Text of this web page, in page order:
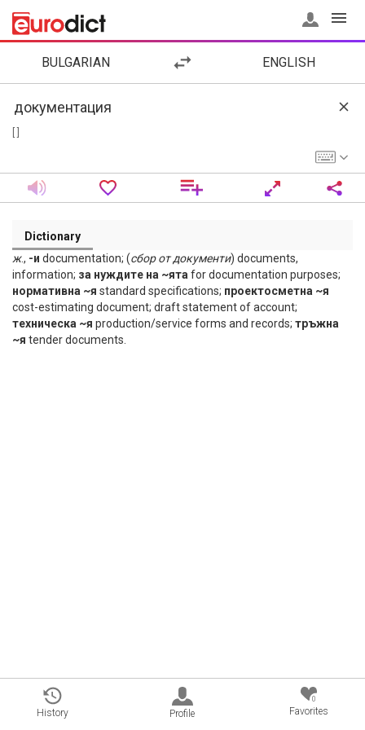
BULGARIAN ENGLISH
Dictionary
ж., -и documentation; (сбор от документи) documents,
information; за нуждите на ~ята for documentation purposes;
нормативна ~я standard specifications; проектосметна ~я
cost-estimating document; draft statement of account;
техническа ~я production/service forms and records; тръжна
~я tender documents.
History Profile
0
Favorites